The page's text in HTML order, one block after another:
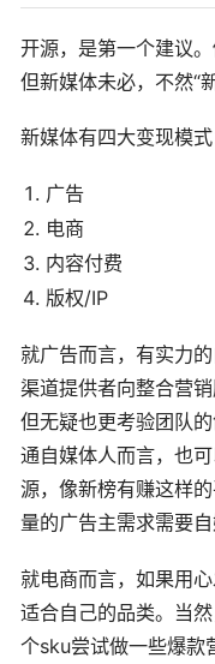
开源，是第一个建议
但新媒体未必，不然“
新媒体有四大变现模式
广告
电商
内容付费
版权/IP
就广告而言，有实力
渠道提供者向整合营
但无疑也更考验团队
通自媒体人而言，也
源，像新榜有赚这样
量的广告主需求需要自
就电商而言，如果用
适合自己的品类。当
个sku尝试做一些爆